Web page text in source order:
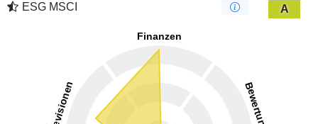
ESG MSCI
A